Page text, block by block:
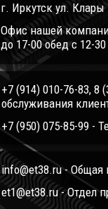
г. Иркутск ул.
Офис нашей
до 17-00 обед с 12-
+7 (914) 010-76-83, 8
обслуживания
+7 (950) 075-85-99 -
info@et38.ru - Общая
et1@et38.ru - Отдел